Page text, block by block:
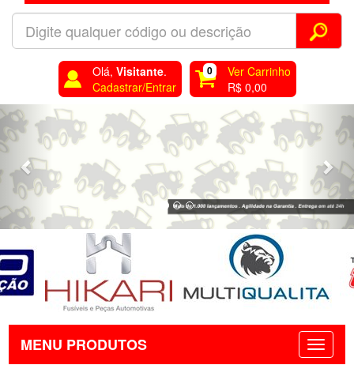
Olá, Visitante.
Cadastrar/Entrar
0
Ver Carrinho
R$ 0,00
Previous
MENU PRODUTOS